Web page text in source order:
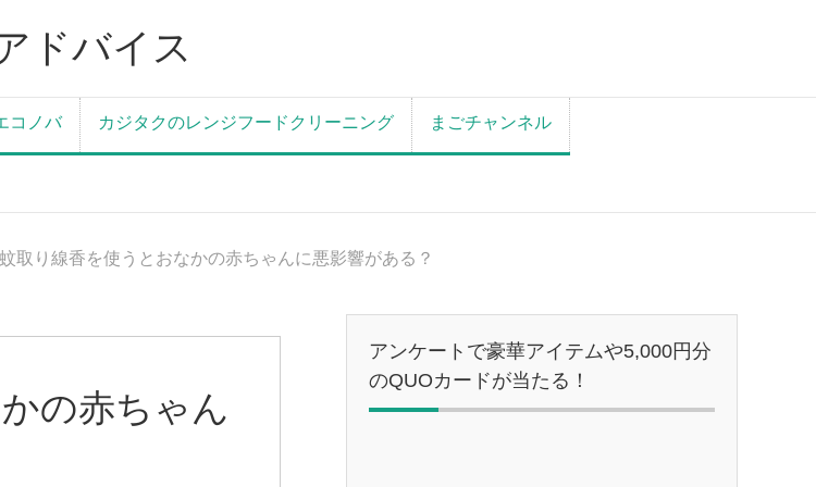
ドバイス
コノバ カジタクのレンジフードクリーニング まごチャンネル
取り線香を使うとおなかの赤ちゃんに悪影響がある？
の赤ちゃん
アンケートで豪華アイテムや5,000円分
のQUOカードが当たる！